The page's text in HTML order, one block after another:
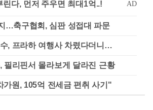
…축구협회, 심판 성접대 파문
, 프라하 여행사 차렸다더니…
필리핀서 몰라보게 달라진 근황
가원, 105억 전세금 편취 사기"